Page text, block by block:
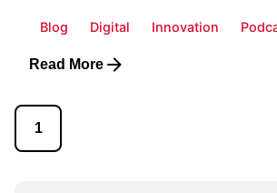
Blog Digital Innovation
Read More
1